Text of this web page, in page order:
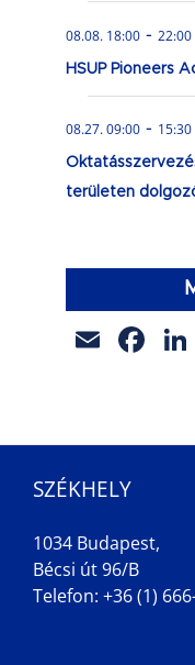
08.08. 18:00 - 22:00
HSUP Pioneers
08.27. 09:00 - 15:30
területen
Email
SZÉKHELY
1034 Budapest,
Bécsi út 96/B
Telefon: +36 (1)